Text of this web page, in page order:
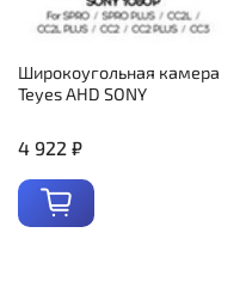
Широкоугольная камера
Teyes AHD SONY
4 922 ₽